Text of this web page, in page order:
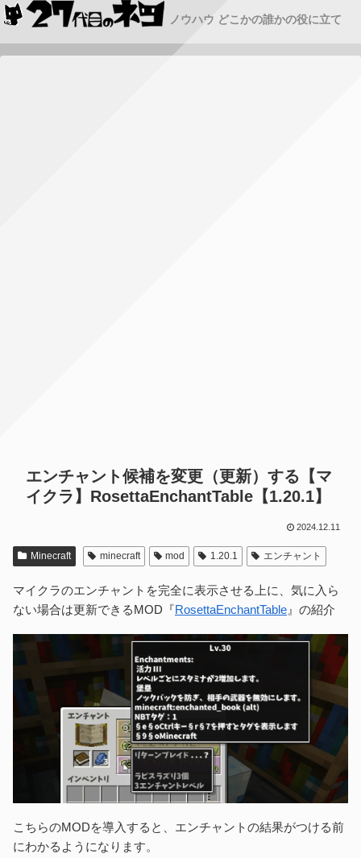
ノウハウ どこかの誰かの役に立て
エンチャント候補を変更（更新）する【マ
イクラ】RosettaEnchantTable【1.20.1】
2024.12.11
Minecraft minecraft mod 1.20.1 エンチャント
マイクラのエンチャントを完全に表示させる上に、気に入ら
ない場合は更新できるMOD『RosettaEnchantTable 』の紹介
こちらのMODを導入すると、エンチャントの結果がつける前
にわかるようになります。